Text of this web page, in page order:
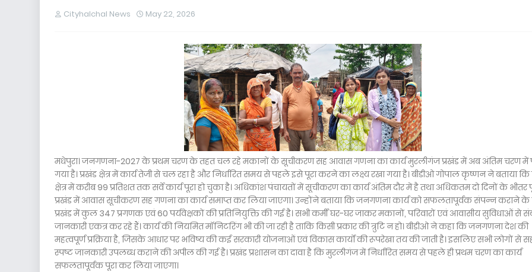
Cityhalchal News May 22, 2026
मधेपुरा। जनगणना-2027 के प्रथम चरण के तहत चल रहे मकानों के सूचीकरण सह आवास गणना का कार्य मुरलीगंज प्रखंड में अब अंतिम चरण में
गया है। प्रखंड क्षेत्र में कार्य तेजी से चल रहा है और निर्धारित समय से पहले इसे पूरा करने का लक्ष्य रखा गया है। बीडीओ गोपाल कृष्णन ने बताया कि
क्षेत्र में करीब 99 प्रतिशत तक सर्वे कार्य पूरा हो चुका है। अधिकांश पंचायतों में सूचीकरण का कार्य अंतिम दौर में है तथा अधिकतम दो दिनों के भीतर
प्रखंड में आवास सूचीकरण सह गणना का कार्य समाप्त कर लिया जाएगा। उन्होंने बताया कि जनगणना कार्य को सफलतापूर्वक संपन्न कराने
प्रखंड में कुल 347 प्रगणक एवं 60 पर्यवेक्षकों की प्रतिनियुक्ति की गई है। सभी कर्मी घर-घर जाकर मकानों, परिवारों एवं आवासीय सुविधाओं से
जानकारी एकत्र कर रहे हैं। कार्य की नियमित मॉनिटरिंग भी की जा रही है ताकि किसी प्रकार की त्रुटि न हो। बीडीओ ने कहा कि जनगणना देश की
महत्वपूर्ण प्रक्रिया है, जिसके आधार पर भविष्य की कई सरकारी योजनाओं एवं विकास कार्यों की रूपरेखा तय की जाती है। इसलिए सभी लोगों से
स्पष्ट जानकारी उपलब्ध कराने की अपील की गई है। प्रखंड प्रशासन का दावा है कि मुरलीगंज में निर्धारित समय से पहले ही प्रथम चरण का कार्य
सफलतापूर्वक पूरा कर लिया जाएगा।